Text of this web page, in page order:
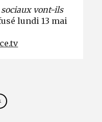
sociaux vont-ils
lundi 13 mai
cet article sur
cet article sur